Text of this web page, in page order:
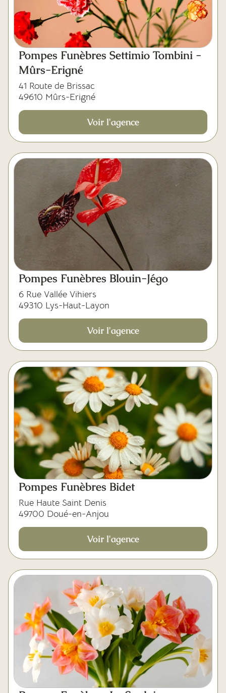
Pompes Funèbres Settimio Tombini -
Mûrs-Erigné
41 Route de Brissac
49610 Mûrs-Erigné
Voir l'agence
Pompes Funèbres Blouin-Jégo
6 Rue Vallée Vihiers
49310 Lys-Haut-Layon
Voir l'agence
Pompes Funèbres Bidet
Rue Haute Saint Denis
49700 Doué-en-Anjou
Voir l'agence